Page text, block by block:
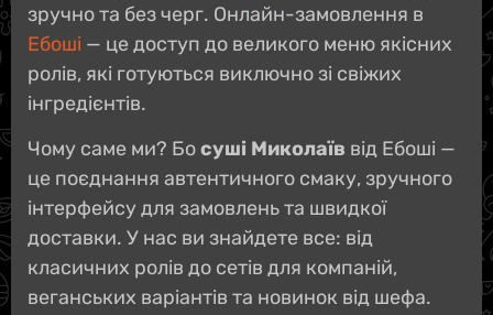
зручно та без черг. Онлайн-замовлення в
Ебоші — це доступ до великого меню якісних
ролів, які готуються виключно зі свіжих
інгредієнтів.
Чому саме ми? Босуші Миколаїв від Ебоші —
це поєднання автентичного смаку, зручного
інтерфейсу для замовлень та швидкої
доставки. У нас ви знайдете все: від
класичних ролів до сетів для компаній,
веганських варіантів та новинок від шефа.